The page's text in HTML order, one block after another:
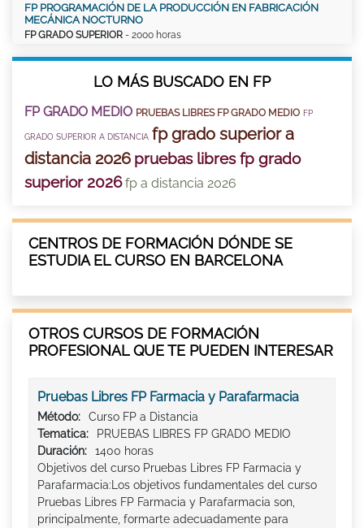
FP PROGRAMACIÓN DE LA PRODUCCIÓN EN FABRICACIÓN
MECÁNICA NOCTURNO
FP GRADO SUPERIOR - 2000 horas
LO MÁS BUSCADO EN FP
FP GRADO MEDIO PRUEBAS LIBRES FP GRADO MEDIO FP
GRADO SUPERIOR A DISTANCIA fp grado superior a
distancia 2026 pruebas libres fp grado
superior 2026 fp a distancia 2026
CENTROS DE FORMACIÓN DÓNDE SE
ESTUDIA EL CURSO EN BARCELONA
OTROS CURSOS DE FORMACIÓN
PROFESIONAL QUE TE PUEDEN INTERESAR
Pruebas Libres FP Farmacia y Parafarmacia
Método:
Curso FP a Distancia
Tematica:
PRUEBAS LIBRES FP GRADO MEDIO
Duración:
1400 horas
Objetivos del curso Pruebas Libres FP Farmacia y
Parafarmacia:Los objetivos fundamentales del curso
Pruebas Libres FP Farmacia y Parafarmacia son,
principalmente, formarte adecuadamente para